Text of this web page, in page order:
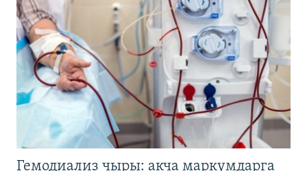
Гемодиализ чыры: акча маркумдарга